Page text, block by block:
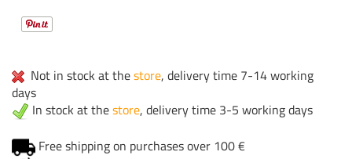
Not in stock at thestore, delivery time 7-14 working
days
In stock at thestore, delivery time 3-5 working days
Free shipping on purchases over 100 €